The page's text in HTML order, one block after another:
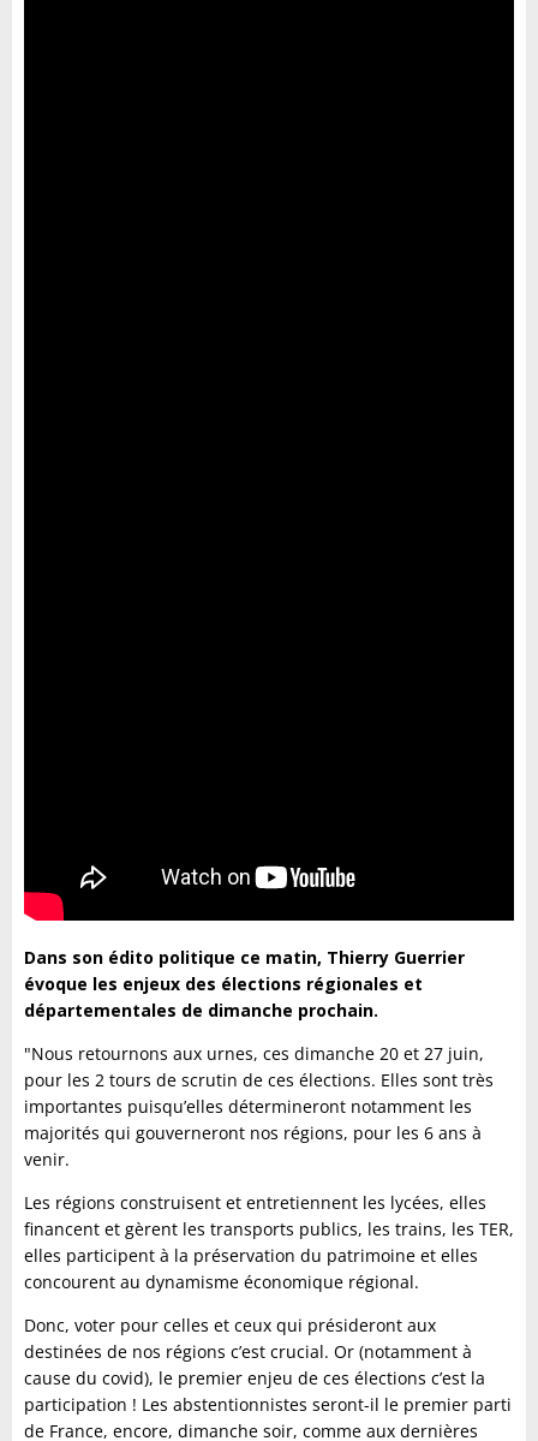
Dans son édito politique ce matin, Thierry Guerrier
évoque les enjeux des élections régionales et
départementales de dimanche prochain.
"Nous retournons aux urnes, ces dimanche 20 et 27 juin,
pour les 2 tours de scrutin de ces élections. Elles sont très
importantes puisqu’elles détermineront notamment les
majorités qui gouverneront nos régions, pour les 6 ans à
venir.
Les régions construisent et entretiennent les lycées, elles
financent et gèrent les transports publics, les trains, les TER,
elles participent à la préservation du patrimoine et elles
concourent au dynamisme économique régional.
Donc, voter pour celles et ceux qui présideront aux
destinées de nos régions c’est crucial. Or (notamment à
cause du covid), le premier enjeu de ces élections c’est la
participation ! Les abstentionnistes seront-il le premier parti
de France, encore, dimanche soir, comme aux dernières